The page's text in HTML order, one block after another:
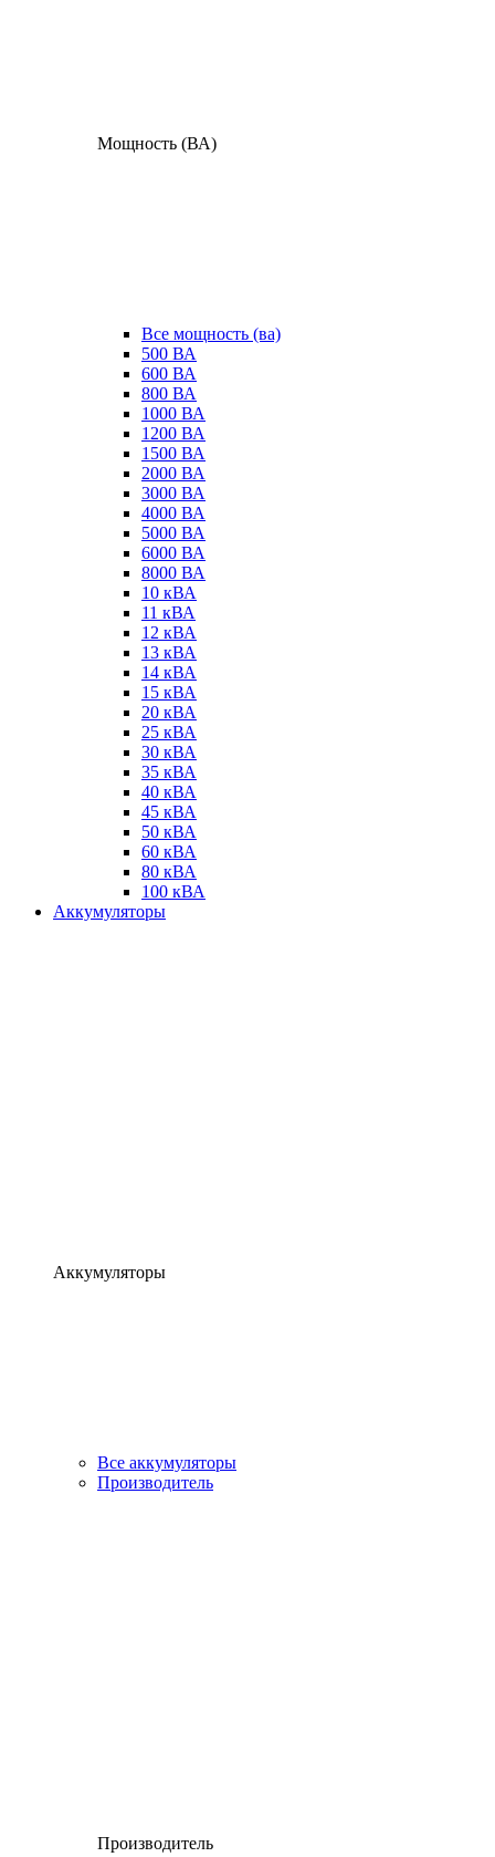
Мощность (ВА)
Все мощность (ва)
500 ВА
600 ВА
800 ВА
1000 ВА
1200 ВА
1500 ВА
2000 ВА
3000 ВА
4000 ВА
5000 ВА
6000 ВА
8000 ВА
10 кВА
11 кВА
12 кВА
13 кВА
14 кВА
15 кВА
20 кВА
25 кВА
30 кВА
35 кВА
40 кВА
45 кВА
50 кВА
60 кВА
80 кВА
100 кВА
Аккумуляторы
Аккумуляторы
Все аккумуляторы
Производитель
Производитель